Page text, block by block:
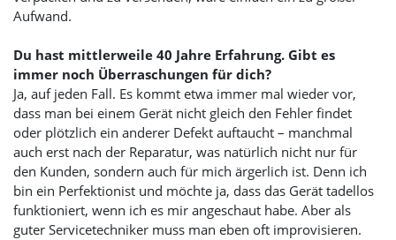
Aufwand.
Du hast mittlerweile 40 Jahre Erfahrung. Gibt es
immer noch Überraschungen für dich?
Ja, auf jeden Fall. Es kommt etwa immer mal wieder vor,
dass man bei einem Gerät nicht gleich den Fehler findet
oder plötzlich ein anderer Defekt auftaucht – manchmal
auch erst nach der Reparatur, was natürlich nicht nur für
den Kunden, sondern auch für mich ärgerlich ist. Denn ich
bin ein Perfektionist und möchte ja, dass das Gerät tadellos
funktioniert, wenn ich es mir angeschaut habe. Aber als
guter Servicetechniker muss man eben oft improvisieren.